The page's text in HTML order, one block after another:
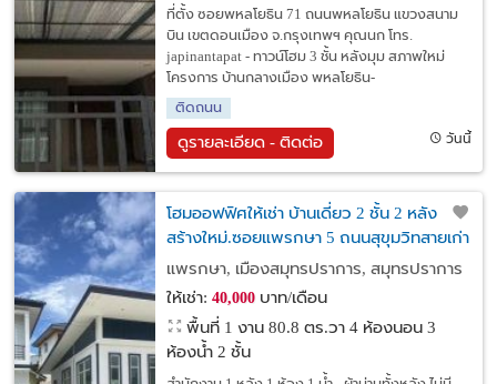
ที่ตั้ง ซอยพหลโยธิน 71 ถนนพหลโยธิน แขวงสนาม
บิน เขตดอนเมือง จ.กรุงเทพฯ คุณนก โทร.
japinantapat - ทาวน์โฮม 3 ชั้น หลังมุม สภาพใหม่
โครงการ บ้านกลางเมือง พหลโยธิน-
ติดถนน
ดูรายละเอียด - ติดต่อ วันนี้
โฮมออฟฟิศให้เช่า บ้านเดี่ยว 2 ชั้น 2 หลัง
สร้างใหม่.ซอยแพรกษา 5 ถนนสุขุมวิทสายเก่า
พักอาศัย เป็นออฟฟิศ จดทะเบียนบริษัทได้
แพรกษา, เมืองสมุทรปราการ, สมุทรปราการ
ให้เช่า: 40,000บาท/เดือน
พื้นที่ 1 งาน 80.8 ตร.วา 4 ห้องนอน 3
ห้องน้ำ 2 ชั้น